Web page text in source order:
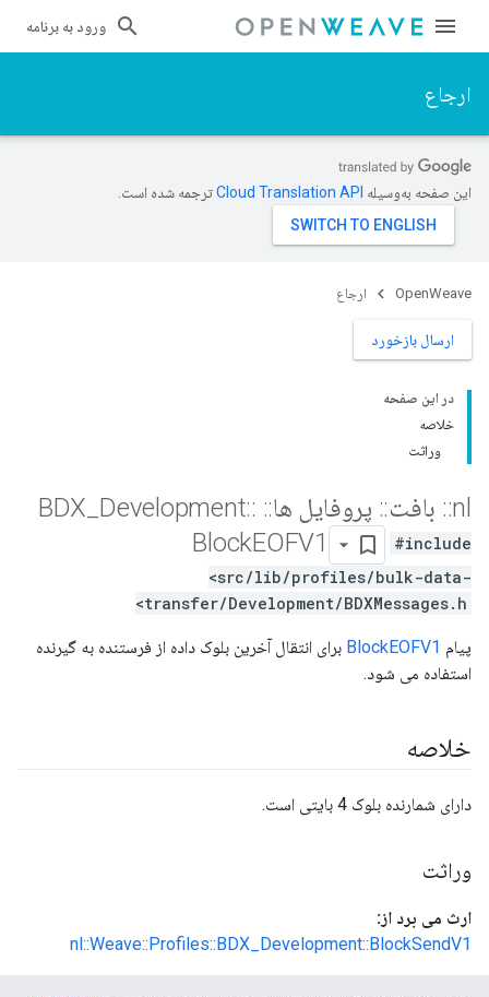
ورود به برنامه
ارجاع
این صفحه به‌وسیله ترجمه شده است.
OpenWeave ارجاع
ارسال بازخورد
در این صفحه
خلاصه
وراثت
nl
:: بافت:: پروفایل ها::
Development::
BlockEOFV1
#include
<src/lib/profiles/bulk-data-
transfer/Development/BDXMessages.h>
پیام BlockEOFV1 برای انتقال آخرین بلوک داده از فرستنده به گیرنده
استفاده می شود.
خلاصه
دارای شمارنده بلوک 4 بایتی است.
وراثت
ارث می برد از:
nl::Weave::Profiles::BDX_Development::BlockSendV1